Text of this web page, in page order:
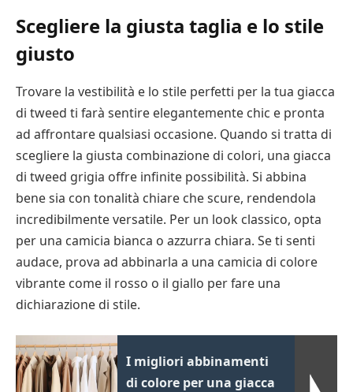
Scegliere la giusta taglia e lo stile
giusto
Trovare la vestibilità e lo stile perfetti per la tua giacca
di tweed ti farà sentire elegantemente chic e pronta
ad affrontare qualsiasi occasione. Quando si tratta di
scegliere la giusta combinazione di colori, una giacca
di tweed grigia offre infinite possibilità. Si abbina
bene sia con tonalità chiare che scure, rendendola
incredibilmente versatile. Per un look classico, opta
per una camicia bianca o azzurra chiara. Se ti senti
audace, prova ad abbinarla a una camicia di colore
vibrante come il rosso o il giallo per fare una
dichiarazione di stile.
I migliori abbinamenti
di colore per una giacca